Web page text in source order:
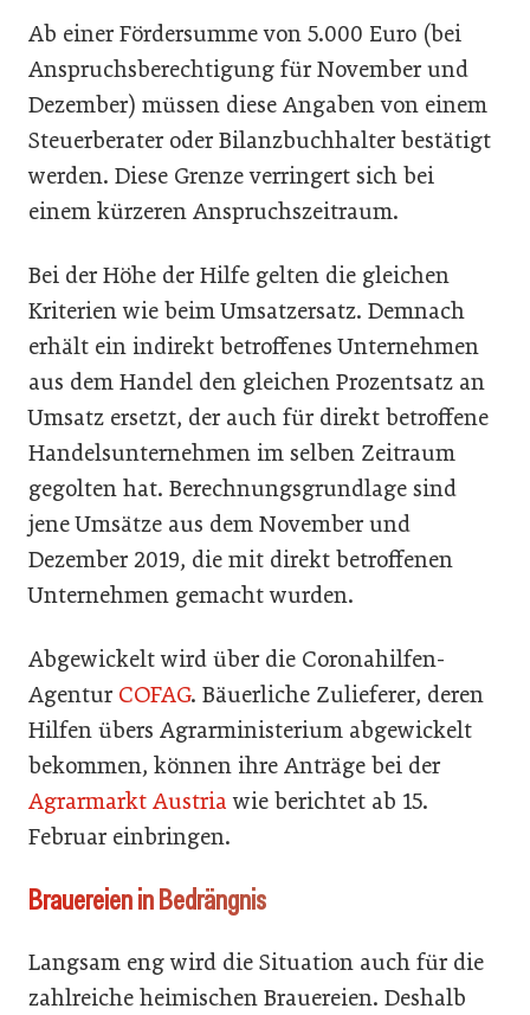
Ab einer Fördersumme von 5.000 Euro (bei
Anspruchsberechtigung für November und
Dezember) müssen diese Angaben von einem
Steuerberater oder Bilanzbuchhalter bestätigt
werden. Diese Grenze verringert sich bei
einem kürzeren Anspruchszeitraum.
Bei der Höhe der Hilfe gelten die gleichen
Kriterien wie beim Umsatzersatz. Demnach
erhält ein indirekt betroffenes Unternehmen
aus dem Handel den gleichen Prozentsatz an
Umsatz ersetzt, der auch für direkt betroffene
Handelsunternehmen im selben Zeitraum
gegolten hat. Berechnungsgrundlage sind
jene Umsätze aus dem November und
Dezember 2019, die mit direkt betroffenen
Unternehmen gemacht wurden.
Abgewickelt wird über die Coronahilfen-
Agentur COFAG. Bäuerliche Zulieferer, deren
Hilfen übers Agrarministerium abgewickelt
bekommen, können ihre Anträge bei der
Agrarmarkt Austria wie berichtet ab 15.
Februar einbringen.
Brauereien in Bedrängnis
Langsam eng wird die Situation auch für die
zahlreiche heimischen Brauereien. Deshalb